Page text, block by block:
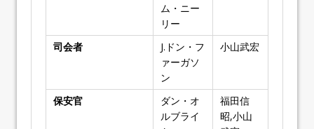
ム・ニー
リー
司会者
J.ドン・フ
ァーガソ
ン
小山武宏
保安官
ダン・オ
ルブライ
福田信
昭,小山